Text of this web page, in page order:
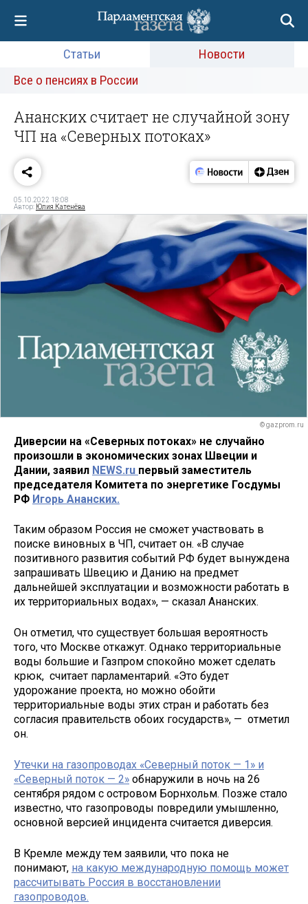
Статьи
Новости
Все о пенсиях в России
Ананских считает не случайной зону
ЧП на «Северных потоках»
05.10.2022 18:08
Автор: Юлия Катенёва
© gazprom.ru
Диверсии на «Северных потоках» не случайно
произошли в экономических зонах Швеции и
Дании, заявил NEWS.ru первый заместитель
председателя Комитета по энергетике Госдумы
РФ Игорь Ананских.
Таким образом Россия не сможет участвовать в
поиске виновных в ЧП, считает он. «В случае
позитивного развития событий РФ будет вынуждена
запрашивать Швецию и Данию на предмет
дальнейшей эксплуатации и возможности работать в
их территориальных водах», — сказал Ананских.
Он отметил, что существует большая вероятность
того, что Москве откажут. Однако территориальные
воды большие и Газпром спокойно может сделать
крюк, считает парламентарий. «Это будет
удорожание проекта, но можно обойти
территориальные воды этих стран и работать без
согласия правительств обоих государств», — отметил
он.
Утечки на газопроводах «Северный поток — 1» и
«Северный поток — 2» обнаружили в ночь на 26
сентября рядом с островом Борнхольм. Позже стало
известно, что газопроводы повредили умышленно,
основной версией инцидента считается диверсия.
В Кремле между тем заявили, что пока не
понимают, на какую международную помощь может
рассчитывать Россия в восстановлении
газопроводов.